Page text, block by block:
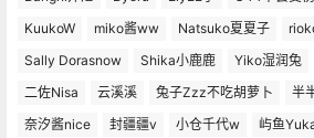
KuukoW
miko酱ww Natsuko夏夏子
Sally Dorasnow
Shika小鹿鹿 Yiko湿润兔
二佐Nisa
云溪溪 兔子Zzz不吃胡萝卜 半
奈汐酱nice
封疆疆v 小仓千代w 屿鱼